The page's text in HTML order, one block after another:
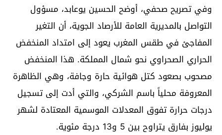
وفي تصريح صحفي، أوضح الحسين يوعابد، مسؤول
التواصل بالمديرية العامة للأرصاد الجوية، أن التغير
المفاجئ في طقس المغرب يعود إلى امتداد المنخفض
الحراري الصحراوي نحو شمال المملكة. هذا المنخفض
مصحوب بصعود كتل هوائية حارة وجافة، وهي الظاهرة
المعروفة محلياً باسم الشركي، والتي أدت إلى تسجيل
درجات حرارة تفوق المعدلات الموسمية المعتادة لشهر
يوليوز بفارق يتراوح بين 5 و13 درجة مئوية.